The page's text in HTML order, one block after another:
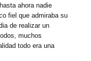
ahora nadie
fiel que admiraba su
de realizar un
muchos
todo era una